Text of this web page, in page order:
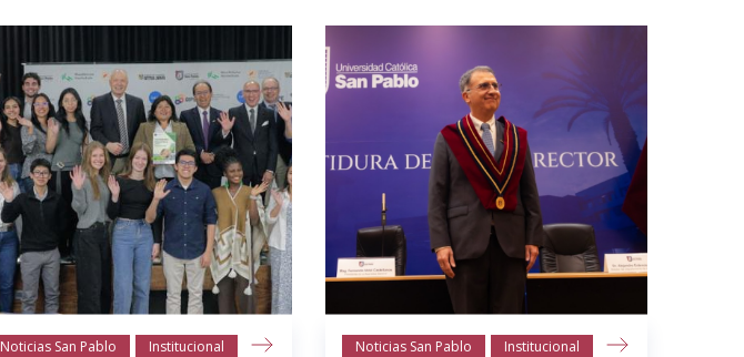
Noticias San Pablo Institucional Noticias San Pablo Institucional